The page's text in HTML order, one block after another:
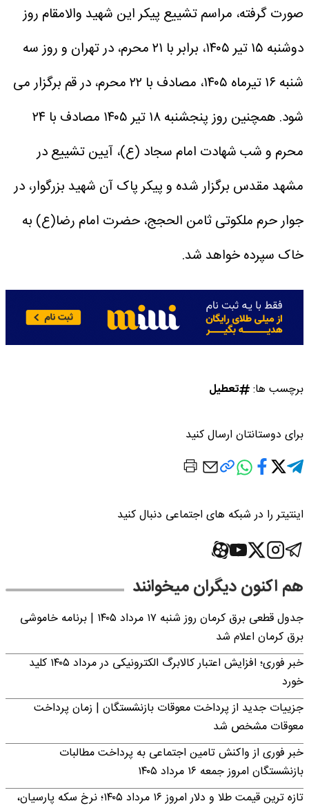
صورت گرفته، مراسم تشییع پیکر این شهید والامقام روز
دوشنبه ۱۵ تیر ۱۴۰۵، برابر با ۲۱ محرم، در تهران و روز سه
شنبه ۱۶ تیرماه ۱۴۰۵، مصادف با ۲۲ محرم، در قم برگزار می
شود.
همچنین روز پنجشنبه ۱۸ تیر ۱۴۰۵ مصادف با ۲۴
محرم و شب شهادت امام سجاد (ع)، آیین تشییع در
مشهد مقدس برگزار شده و پیکر پاک آن شهید بزرگوار، در
جوار حرم ملکوتی ثامن الحجج، حضرت امام رضا(ع) به
خاک سپرده خواهد شد.
برچسب ها: تعطیل
برای دوستانتان ارسال کنید
اینتیتر را در شبکه های اجتماعی دنبال کنید
هم اکنون دیگران میخوانند
جدول قطعی برق کرمان روز شنبه ۱۷ مرداد ۱۴۰۵ | برنامه خاموشی
برق کرمان اعلام شد
خبر فوری؛ افزایش اعتبار کالابرگ الکترونیکی در مرداد ۱۴۰۵ کلید
خورد
جزییات جدید از پرداخت معوقات بازنشستگان | زمان پرداخت
معوقات مشخص شد
خبر فوری از واکنش تامین اجتماعی به پرداخت مطالبات
بازنشستگان امروز جمعه ۱۶ مرداد ۱۴۰۵
تازه ترین قیمت طلا و دلار امروز ۱۶ مرداد ۱۴۰۵؛ نرخ سکه پارسیان،